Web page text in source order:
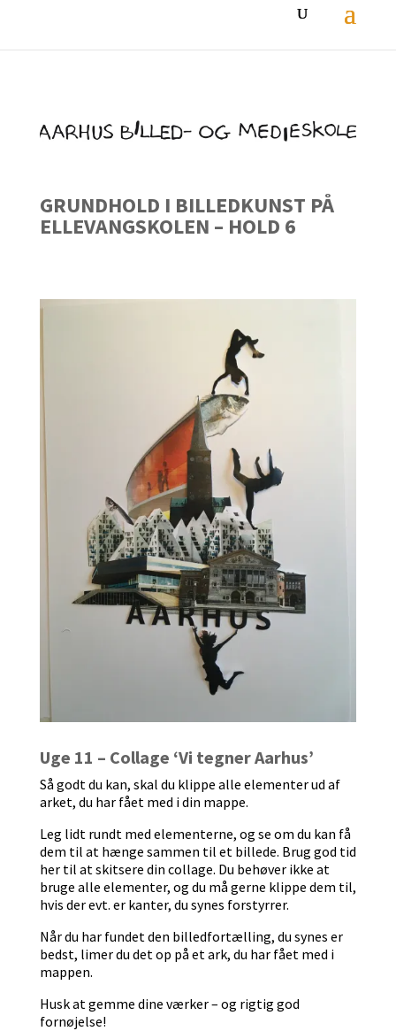
GRUNDHOLD I BILLEDKUNST PÅ
ELLEVANGSKOLEN – HOLD 6
Uge 11 – Collage ‘Vi tegner Aarhus’
Så godt du kan, skal du klippe alle elementer ud af
arket, du har fået med i din mappe.
Leg lidt rundt med elementerne, og se om du kan få
dem til at hænge sammen til et billede. Brug god tid
her til at skitsere din collage. Du behøver ikke at
bruge alle elementer, og du må gerne klippe dem til,
hvis der evt. er kanter, du synes forstyrrer.
Når du har fundet den billedfortælling, du synes er
bedst, limer du det op på et ark, du har fået med i
mappen.
Husk at gemme dine værker – og rigtig god
fornøjelse!